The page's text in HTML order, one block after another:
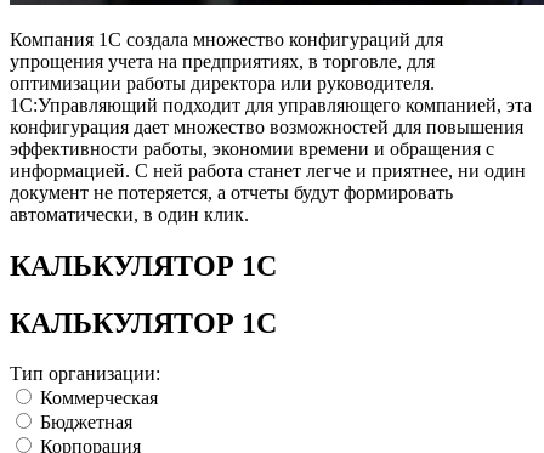
Компания 1С создала множество конфигураций для
упрощения учета на предприятиях, в торговле, для
оптимизации работы директора или руководителя.
1С:Управляющий подходит для управляющего компанией, эта
конфигурация дает множество возможностей для повышения
эффективности работы, экономии времени и обращения с
информацией. С ней работа станет легче и приятнее, ни один
документ не потеряется, а отчеты будут формировать
автоматически, в один клик.
КАЛЬКУЛЯТОР 1С
КАЛЬКУЛЯТОР 1С
Тип организации:
Коммерческая
Бюджетная
Корпорация